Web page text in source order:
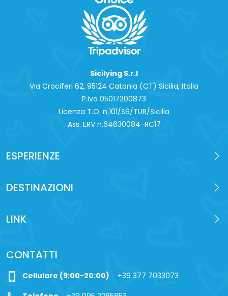
Sicilying S.r.l
Via Crociferi 62, 95124 Catania (CT) Sicilia, Italia
P.iva 0‍5017200873
Licenza T.O. n.101/S9/TUR/Sicilia
Ass. ERV n.64630084-RC17
ESPERIENZE
DESTINAZIONI
LINK
CONTATTI
phone_iphone Cellulare (9:00-20:00) +39 377 7033073